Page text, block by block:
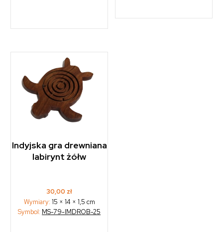
Indyjska gra drewniana
labirynt żółw
30,00 zł
Wymiary: 15 × 14 × 1,5 cm
Symbol: MS-79-IMDROB-25